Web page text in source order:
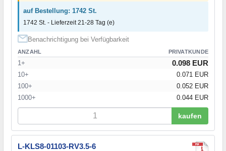
auf Bestellung: 1742 St.
1742 St. - Lieferzeit 21-28 Tag (e)
Benachrichtigung bei Verfügbarkeit
ANZAHL PRIVATKUNDE
1+ 0.098 EUR
10+
0.071 EUR
100+
0.052 EUR
1000+
0.044 EUR
kaufen
L-KLS8-01103-RV3.5-6